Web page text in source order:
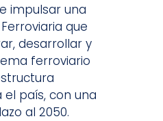
impulsar una
que
desarrollar y
ferroviario
país, con una
al 2050.